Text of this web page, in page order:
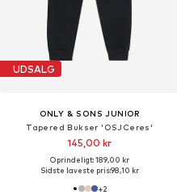
UDSALG
ONLY & SONS JUNIOR
Tapered Bukser 'OSJCeres'
145,00 kr
Oprindeligt: 189,00 kr
Sidste laveste pris:98,10 kr
+2